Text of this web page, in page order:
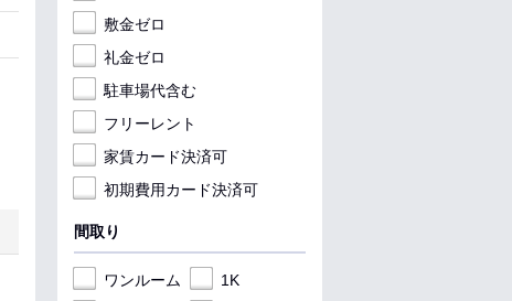
敷金ゼロ
礼金ゼロ
駐車場代含む
フリーレント
家賃カード決済可
初期費用カード決済可
間取り
ワンルーム
1K